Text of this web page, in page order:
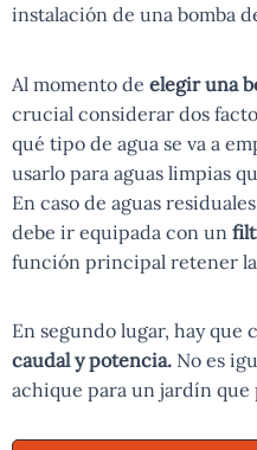
instalación de una bomba
Al momento de elegir una
crucial considerar dos
qué tipo de agua se va a
usarlo para aguas limpias
En caso de aguas
debe ir equipada con un
función principal retener
En segundo lugar, hay que
caudal y potencia. No es
achique para un jardín que